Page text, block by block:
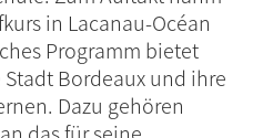
in Lacanau-Océan
Programm bietet
Bordeaux und ihre
Dazu gehören